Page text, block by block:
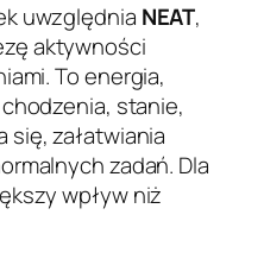
uwzględnia NEAT,
aktywności
. To energia,
stanie,
załatwiania
zadań. Dla
wpływ niż